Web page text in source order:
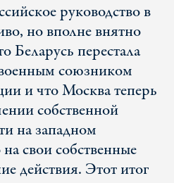
руководство в
но вполне внятно
Беларусь перестала
союзником
и что Москва теперь
собственной
на западном
свои собственные
действия. Этот итог